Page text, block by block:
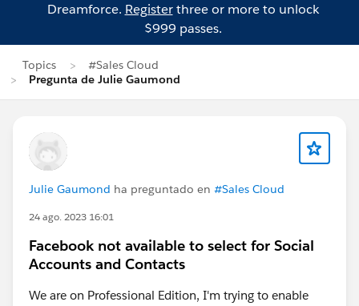
Dreamforce. Registerthree or more to unlock
$999 passes.
Topics
#Sales Cloud
Pregunta de Julie Gaumond
Julie Gaumond ha preguntado en #Sales Cloud
24 ago. 2023 16:01
Facebook not available to select for Social
Accounts and Contacts
We are on Professional Edition, I'm trying to enable